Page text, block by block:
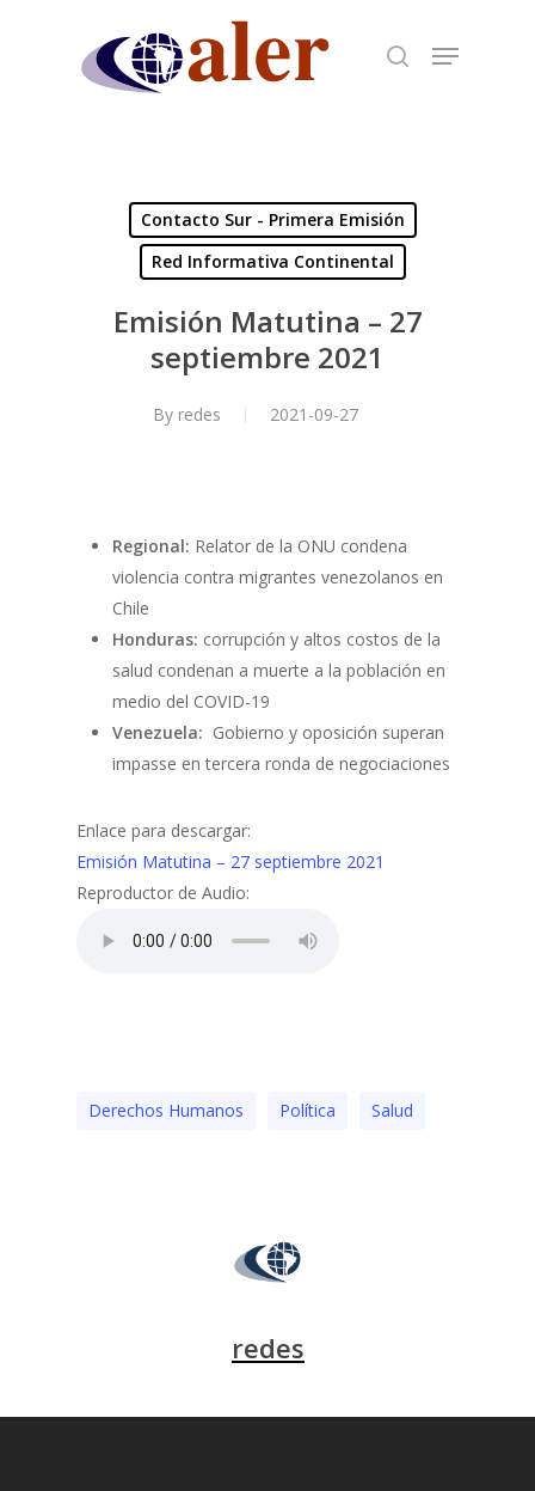
Contacto Sur - Primera Emisión
Red Informativa Continental
Emisión Matutina – 27
septiembre 2021
By redes 2021-09-27
Regional: Relator de la ONU condena
violencia contra migrantes venezolanos en
Chile
Honduras: corrupción y altos costos de la
salud condenan a muerte a la población en
medio del COVID-19
Venezuela: Gobierno y oposición superan
impasse en tercera ronda de negociaciones
Enlace para descargar:
Emisión Matutina – 27 septiembre 2021
Reproductor de Audio:
Derechos Humanos Polí­tica Salud
redes